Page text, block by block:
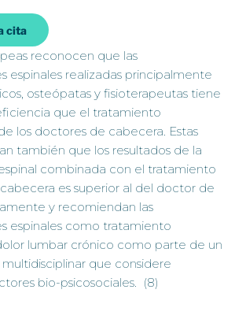
cita
reconocen que las
espinales realizadas principalmente
osteópatas y fisioterapeutas tiene
que el tratamiento
los doctores de cabecera. Estas
también que los resultados de la
combinada con el tratamiento
es superior al del doctor de
y recomiendan las
espinales como tratamiento
lumbar crónico como parte de un
que considere
bio-psicosociales. (8)